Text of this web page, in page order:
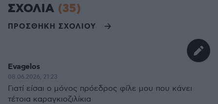
ΣΧΟΛΙΑ (35)
ΠΡΟΣΘΗΚΗ ΣΧΟΛΙΟΥ
Evagelos
08.06.2026, 21:23
Γιατί είσαι ο μόνος πρόεδρος φίλε μου που κάνει
τέτοια καραγκιοζιλίκια